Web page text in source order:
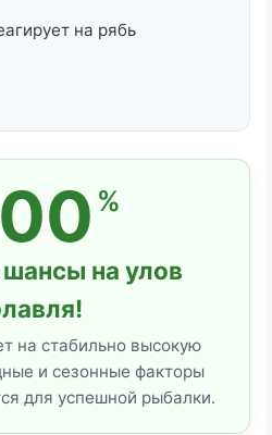
на рябь
%
на улов
на стабильно высокую
и сезонные факторы
для успешной рыбалки.